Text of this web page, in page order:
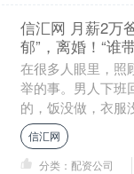
信汇网 月薪2万
郁”，离婚！“谁
在很多人眼里，照
举的事。男人下班
的，饭没做，衣服
便不解地抱怨：“
会连这些都做不....
信汇网
分类：配资公司